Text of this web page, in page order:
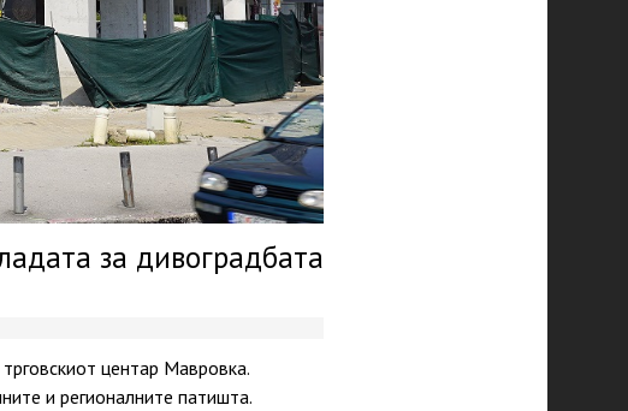
за дивоградбата
центар Мавровка.
и регионалните патишта.